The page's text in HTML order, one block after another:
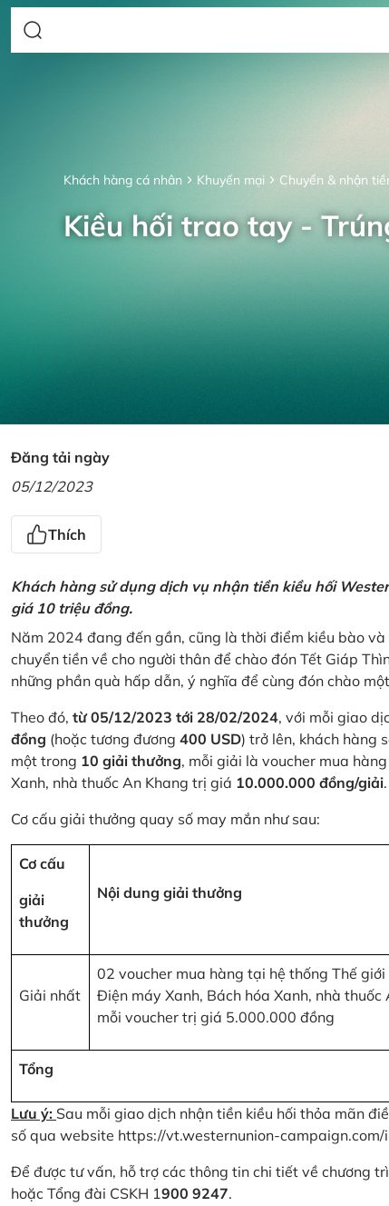
Khách hàng cá nhân Khuyến mại Chuyển & nhận
Kiều hối trao tay -
Đăng tải ngày
05/12/2023
Thích
Khách hàng sử dụng dịch vụ nhận tiền kiều hối
giá 10 triệu đồng.
Năm 2024 đang đến gần, cũng là thời điểm kiều bào
chuyển tiền về cho người thân để chào đón Tết Giáp
những phần quà hấp dẫn, ý nghĩa để cùng đón chào
Theo đó, từ 05/12/2023 tới 28/02/2024, với mỗi giao
đồng (hoặc tương đương 400 USD) trở lên, khách hàng
một trong 10 giải thưởng, mỗi giải là voucher mua
Xanh, nhà thuốc An Khang trị giá 10.000.000 đồng/giải.
Cơ cấu giải thưởng quay số may mắn như sau:
Cơ cấu
giải
thưởng
Nội dung giải thưởng
Giải nhất
02 voucher mua hàng tại hệ thống Thế giới
Điện máy Xanh, Bách hóa Xanh, nhà thuốc
mỗi voucher trị giá 5.000.000 đồng
Tổng
Lưu ý: Sau mỗi giao dịch nhận tiền kiều hối thỏa mãn
số qua website https://vt.westernunion-
Để được tư vấn, hỗ trợ các thông tin chi tiết về chương
hoặc Tổng đài CSKH 1900 9247.